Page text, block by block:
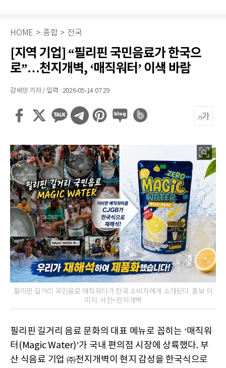
HOME > 종합 > 전국
[지역 기업] “필리핀 국민음료가 한국으
로”…천지개벽, ‘매직워터’ 이색 바람
강세민 기자 / 입력 : 2026-05-14 07:29
필리핀 길거리 국민음료 매직워터가 한국 소비자에게 소개된다. 홍보 이
미지. 사진=천지개벽
필리핀 길거리 음료 문화의 대표 메뉴로 꼽히는 ‘매직워
터(Magic Water)’가 국내 편의점 시장에 상륙했다. 부
산 식음료 기업 ㈜천지개벽이 현지 감성을 한국식으로